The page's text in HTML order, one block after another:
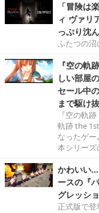
「冒険は
ィ ヴァリ
っぷり沈
ふたつの沼
『空の軌
しい部屋
セール中
まで駆け
『空の軌
軌跡 the
なったゲ
本シリーズ
かわいい…
ースの『
グレッシ
正式版で登